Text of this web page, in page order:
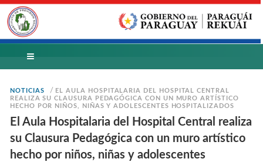
NOTICIAS / EL AULA HOSPITALARIA DEL HOSPITAL CENTRAL
REALIZA SU CLAUSURA PEDAGÓGICA CON UN MURO ARTÍSTICO
HECHO POR NIÑOS, NIÑAS Y ADOLESCENTES HOSPITALIZADOS
El Aula Hospitalaria del Hospital Central realiza
su Clausura Pedagógica con un muro artístico
hecho por niños, niñas y adolescentes